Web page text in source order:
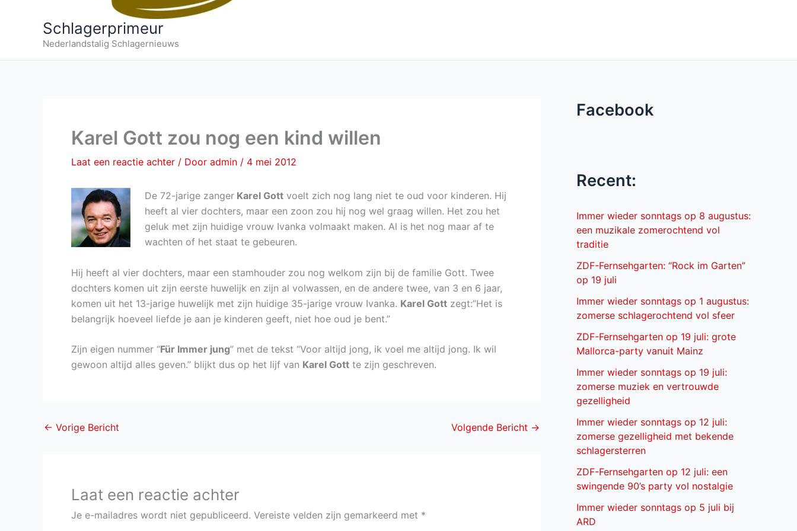
Schlagerprimeur
Nederlandstalig Schlagernieuws
Karel Gott zou nog een kind willen
Laat een reactie achter / Door admin / 4 mei 2012
De 72-jarige zanger Karel Gott voelt zich nog lang niet te oud voor kinderen. Hij
heeft al vier dochters, maar een zoon zou hij nog wel graag willen. Het zou het
geluk met zijn huidige vrouw Ivanka volmaakt maken. Al is het nog maar af te
wachten of het staat te gebeuren.
Hij heeft al vier dochters, maar een stamhouder zou nog welkom zijn bij de familie Gott. Twee
dochters komen uit zijn eerste huwelijk en zijn al volwassen, en de andere twee, van 3 en 6 jaar,
komen uit het 13-jarige huwelijk met zijn huidige 35-jarige vrouw Ivanka. Karel Gott zegt:”Het is
belangrijk hoeveel liefde je aan je kinderen geeft, niet hoe oud je bent.”
Zijn eigen nummer “Für Immer jung” met de tekst “Voor altijd jong, ik voel me altijd jong. Ik wil
gewoon altijd alles geven.” blijkt dus op het lijf van Karel Gott te zijn geschreven.
← Vorige Bericht Volgende Bericht →
Laat een reactie achter
Je e-mailadres wordt niet gepubliceerd. Vereiste velden zijn gemarkeerd met *
Facebook
Recent:
Immer wieder sonntags op 8 augustus:
een muzikale zomerochtend vol
traditie
ZDF-Fernsehgarten: “Rock im Garten”
op 19 juli
Immer wieder sonntags op 1 augustus:
zomerse schlagerochtend vol sfeer
ZDF-Fernsehgarten op 19 juli: grote
Mallorca-party vanuit Mainz
Immer wieder sonntags op 19 juli:
zomerse muziek en vertrouwde
gezelligheid
Immer wieder sonntags op 12 juli:
zomerse gezelligheid met bekende
schlagersterren
ZDF-Fernsehgarten op 12 juli: een
swingende 90’s party vol nostalgie
Immer wieder sonntags op 5 juli bij
ARD